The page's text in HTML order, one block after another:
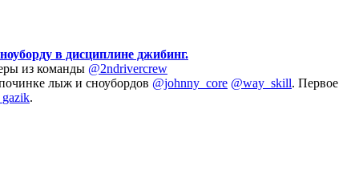
в дисциплине джибинг.
из команды @2ndrivercrew
лыж и сноубордов @johnny_core @way_skill. Первое
.